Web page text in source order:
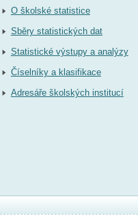
O školské statistice
Sběry statistických dat
Statistické výstupy a analýzy
Číselníky a klasifikace
Adresáře školských institucí